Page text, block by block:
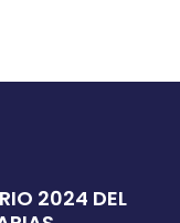
2024 DEL